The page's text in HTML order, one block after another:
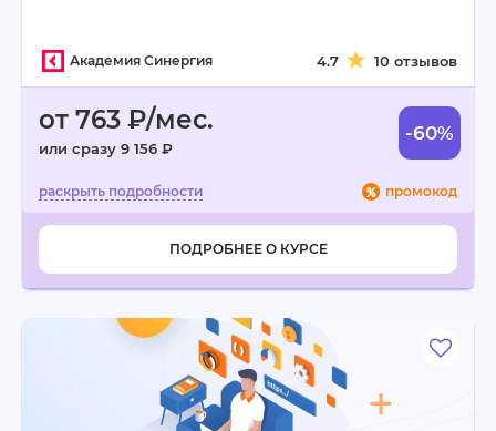
Академия Синергия 4.7 10 отзывов
от 763 ₽/мес.
или сразу 9 156 ₽
-60%
промокод
ПОДРОБНЕЕ О КУРСЕ